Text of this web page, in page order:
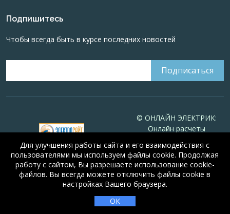
Подпишитесь
Чтобы всегда быть в курсе последних новостей
© ОНЛАЙН ЭЛЕКТРИК:
Онлайн расчеты
Online-electric.ru, 2008-
2026
© А.Н. Алюнов, 2008-2026
Свидетельство №16066
Для улучшения работы сайта и его взаимодействия с
пользователями мы используем файлы cookie. Продолжая
работу с сайтом, Вы разрешаете использование cookie-
файлов. Вы всегда можете отключить файлы cookie в
настройках Вашего браузера.
ОК